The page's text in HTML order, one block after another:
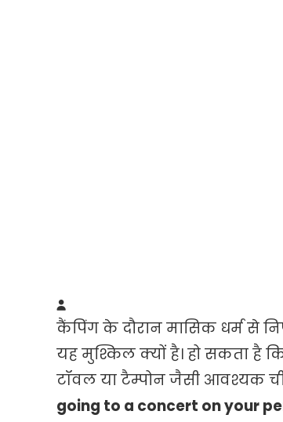
कैंपिंग के दौरान मासिक धर्म से
यह मुश्किल क्यों है। हो सकता है
टॉवल या टैम्पोन जैसी आवश्यक
going to a concert on your